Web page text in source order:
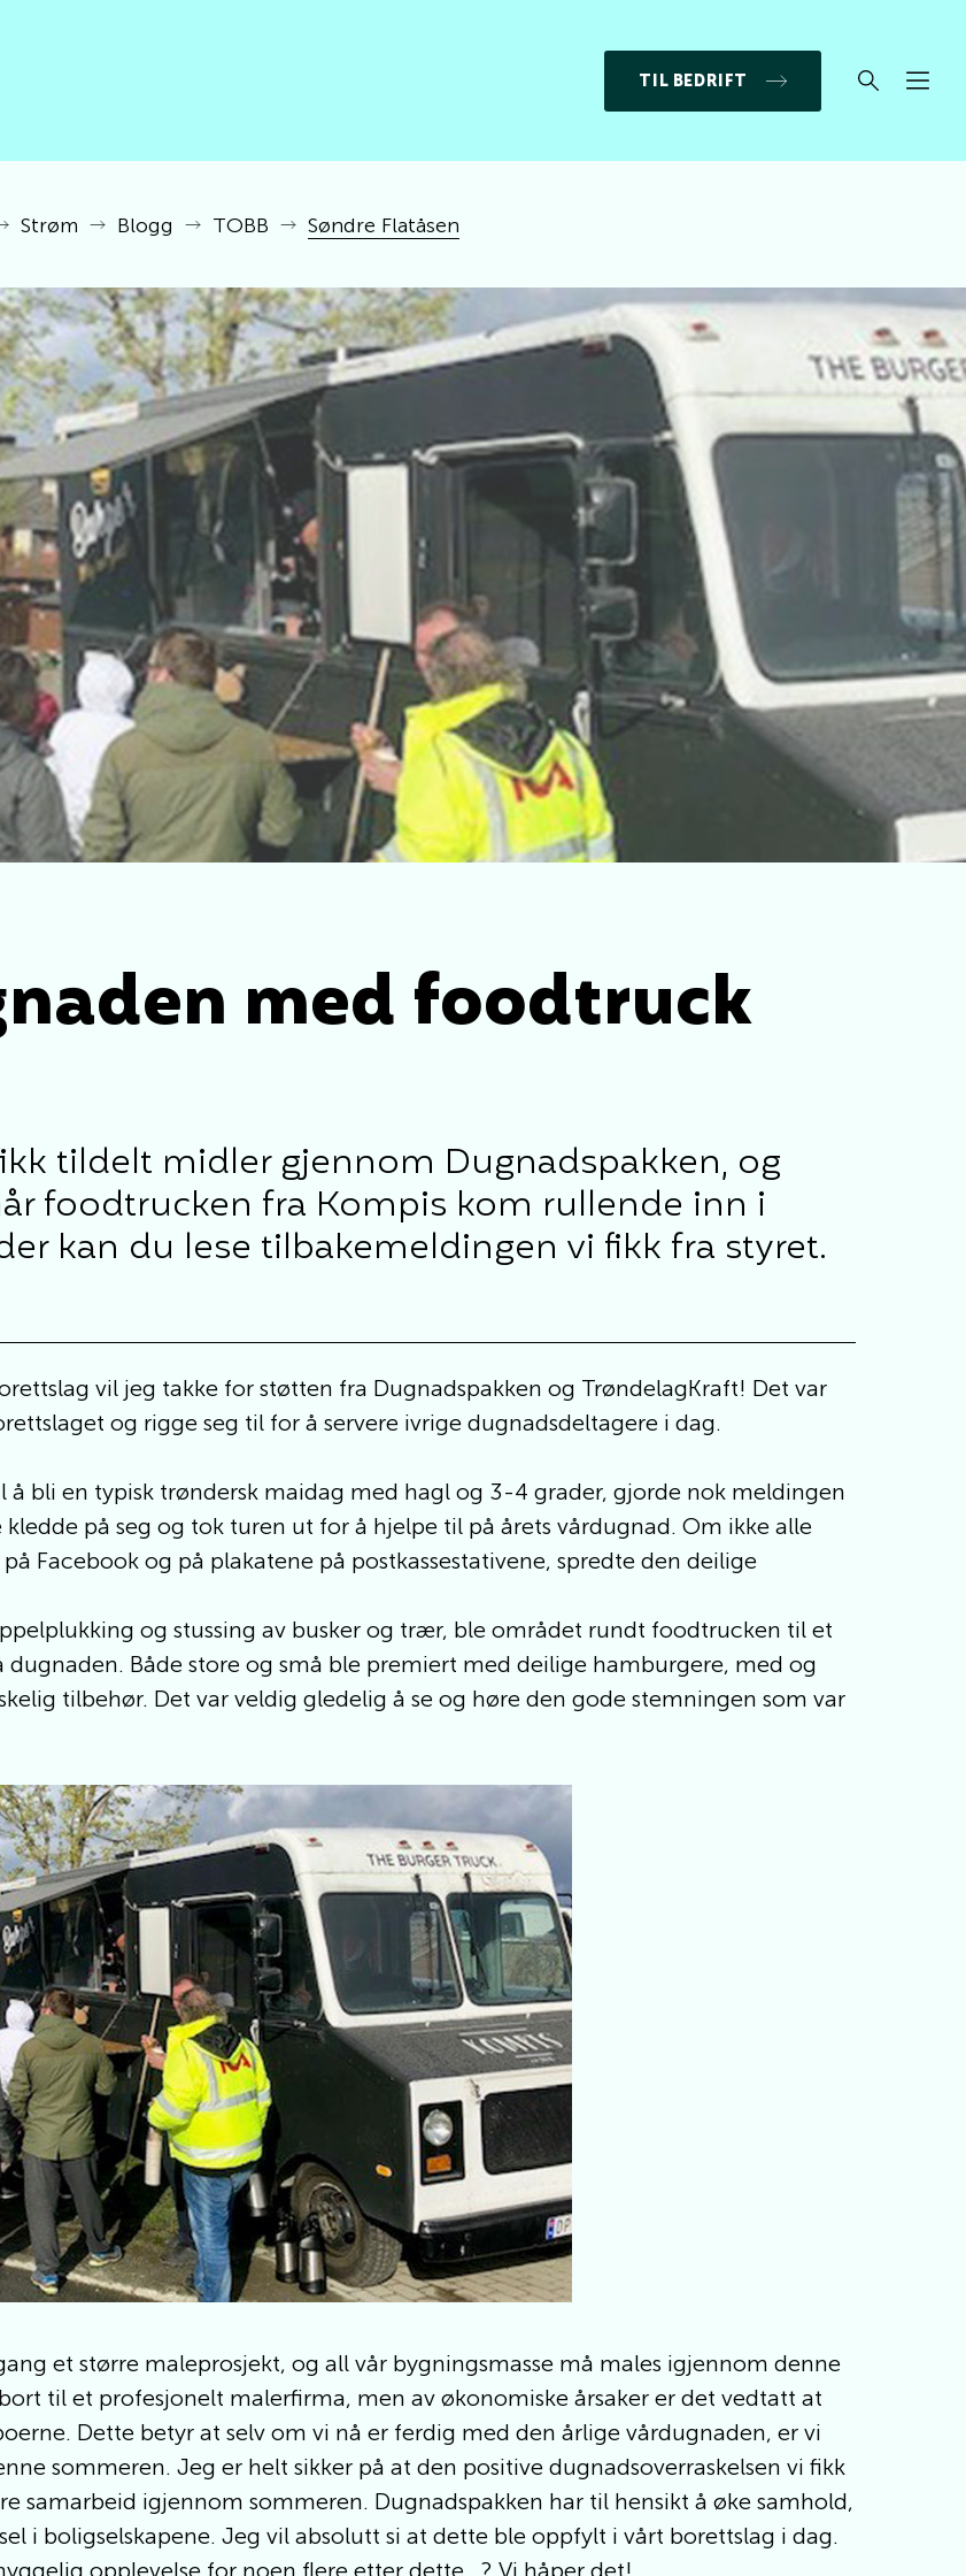
TIL BEDRIFT
Strøm Blogg TOBB Søndre Flatåsen
med foodtruck
tildelt midler gjennom Dugnadspakken, og
foodtrucken fra Kompis kom rullende inn i
kan du lese tilbakemeldingen vi fikk fra styret.
vil jeg takke for støtten fra Dugnadspakken og TrøndelagKraft! Det var
og rigge seg til for å servere ivrige dugnadsdeltagere i dag.
å bli en typisk trøndersk maidag med hagl og 3-4 grader, gjorde nok meldingen
på seg og tok turen ut for å hjelpe til på årets vårdugnad. Om ikke alle
Facebook og på plakatene på postkassestativene, spredte den deilige
og stussing av busker og trær, ble området rundt foodtrucken til et
Både store og små ble premiert med deilige hamburgere, med og
tilbehør. Det var veldig gledelig å se og høre den gode stemningen som var
et større maleprosjekt, og all vår bygningsmasse må males igjennom denne
til et profesjonelt malerfirma, men av økonomiske årsaker er det vedtatt at
Dette betyr at selv om vi nå er ferdig med den årlige vårdugnaden, er vi
sommeren. Jeg er helt sikker på at den positive dugnadsoverraskelsen vi fikk
samarbeid igjennom sommeren. Dugnadspakken har til hensikt å øke samhold,
i boligselskapene. Jeg vil absolutt si at dette ble oppfylt i vårt borettslag i dag.
opplevelse for noen flere etter dette…? Vi håper det!